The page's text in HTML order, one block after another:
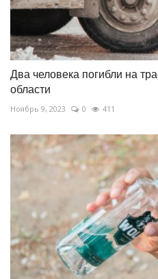
Два человека погибли на
области
Ноябрь 9, 2023 0 411